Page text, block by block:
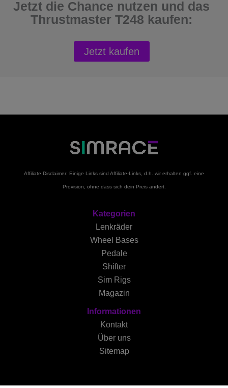
Jetzt die Chance nutzen und das
Thrustmaster T248 kaufen:
Jetzt kaufen
Affiliate Disclaimer: Einige Links sind Affiliate-Links, d.h. wir erhalten ggf. eine
Provision, ohne dass sich dein Preis ändert.
Kategorien
Lenkräder
Wheel Bases
Pedale
Shifter
Sim Rigs
Magazin
Informationen
Kontakt
Über uns
Sitemap